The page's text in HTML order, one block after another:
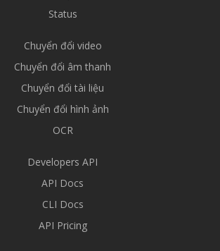
Status
Chuyển đổi video
Chuyển đổi âm thanh
Chuyển đổi tài liệu
Chuyển đổi hình ảnh
OCR
Developers API
API Docs
CLI Docs
API Pricing